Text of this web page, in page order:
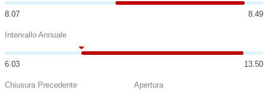
8.07 8.49
Intervallo Annuale
6.03 13.50
Chiusura Precedente Apertura